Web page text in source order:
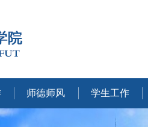
师德师风 学生工作